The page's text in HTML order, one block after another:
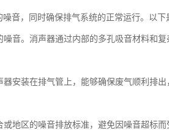
音，同时确保排气系统的正常运行。以下
音。消声器通过内部的多孔吸音材料和
安装在排气管上，能够确保废气顺利排
地区的噪音排放标准，避免因噪音超标而